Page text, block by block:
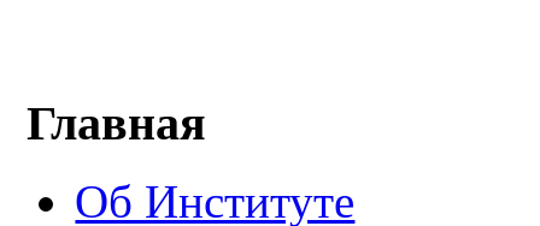
Главная
Об Институте